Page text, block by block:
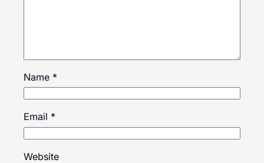
Name *
Email *
Website